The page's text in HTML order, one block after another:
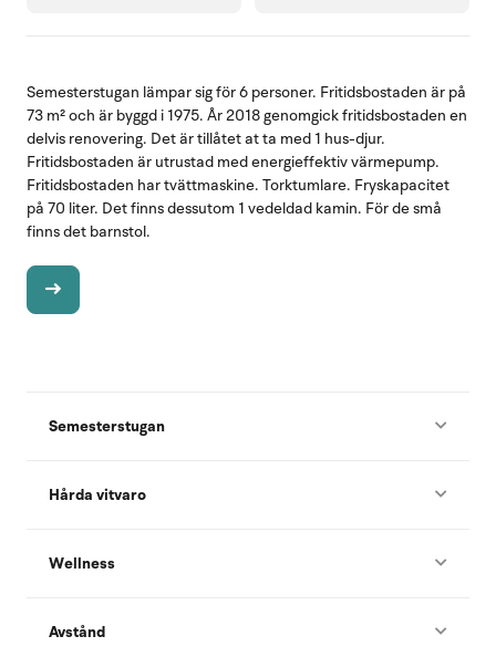
Semesterstugan lämpar sig för 6 personer. Fritidsbostaden är på
73 m² och är byggd i 1975. År 2018 genomgick fritidsbostaden en
delvis renovering. Det är tillåtet at ta med 1 hus-djur.
Fritidsbostaden är utrustad med energieffektiv värmepump.
Fritidsbostaden har tvättmaskine. Torktumlare. Fryskapacitet
på 70 liter. Det finns dessutom 1 vedeldad kamin. För de små
finns det barnstol.
Semesterstugan
Hårda vitvaro
Wellness
Avstånd